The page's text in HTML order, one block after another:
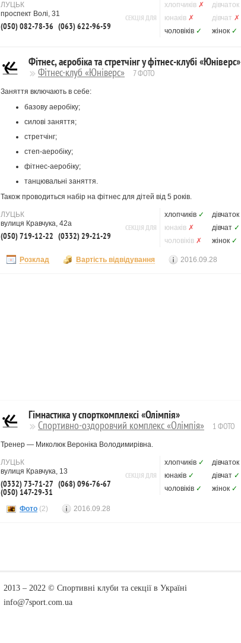
ЛУЦЬК
проспект Волі, 31
(050) 082-78-36 (063) 622-96-59
СЕКЦІЯ ДЛЯ
хлопчиків ✗ дівчаток
юнаків ✗ дівчат ✗
чоловіків ✓ жінок ✓
Фітнес, аєробіка та стретчінг у фітнес-клубі «Юніверс»
Фітнес-клуб «Юніверс» 7 ФОТО
Заняття включають в себе:
базову аеробіку;
силові заняття;
стретчінг;
степ-аеробіку;
фітнес-аеробіку;
танцювальні заняття.
Також проводиться набір на фітнес для дітей від 5 років.
ЛУЦЬК
вулиця Кравчука, 42а
(050) 719-12-22 (0332) 29-21-29
СЕКЦІЯ ДЛЯ
хлопчиків ✓ дівчаток
юнаків ✗ дівчат ✓
чоловіків ✗ жінок ✓
Розклад Вартість відвідування 2016.09.28
Гімнастика у спорткомплексі «Олімпія»
Спортивно-оздоровчий комплекс «Олімпія» 1 ФОТО
Тренер — Миколюк Вероніка Володимирівна.
ЛУЦЬК
вулиця Кравчука, 13
(0332) 73-71-27 (068) 096-76-67
(050) 147-29-31
СЕКЦІЯ ДЛЯ
хлопчиків ✓ дівчаток
юнаків ✓ дівчат ✓
чоловіків ✓ жінок ✓
Фото (2) 2016.09.28
2013 ‒ 2022 © Спортивні клуби та секції в Україні
info@7sport.com.ua